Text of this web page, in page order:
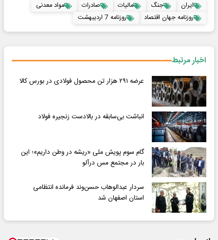
ایران جنگ مالیات صادرات
مواد معدنی
روزنامه جهان اقتصاد
روزنامه 7 اردیبهشت
اخبار مرتبط
عرضه ۲۹۱ هزار تن محصول فولادی در بورس کالا
انباشت بی‌سابقه در بالادست زنجیره فولاد
گام سوم پویش ملی «ریشه در وطن داریم»؛ این
بار در مجتمع مس درآلو
سردار عبدالوهاب حسن‌وند فرمانده انتظامی
استان اصفهان شد